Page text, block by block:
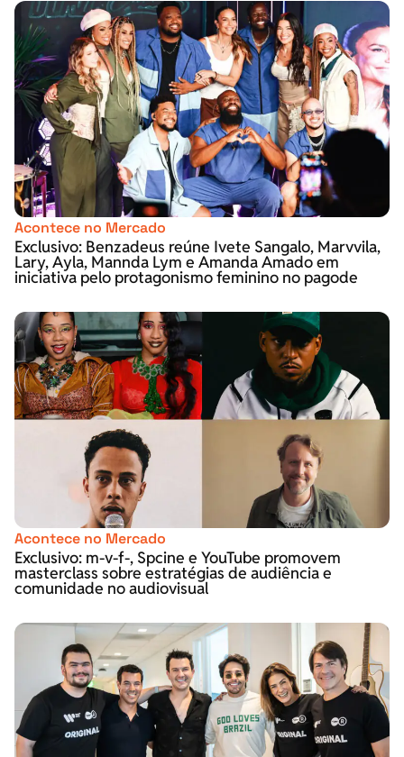
Acontece no Mercado
Exclusivo: Benzadeus reúne Ivete Sangalo, Marvvila,
Lary, Ayla, Mannda Lym e Amanda Amado em
iniciativa pelo protagonismo feminino no pagode
Acontece no Mercado
Exclusivo: m-v-f-, Spcine e YouTube promovem
masterclass sobre estratégias de audiência e
comunidade no audiovisual